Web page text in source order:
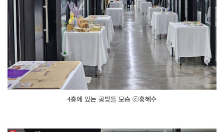
4층에 있는 공방들 모습 ⓒ홍혜수